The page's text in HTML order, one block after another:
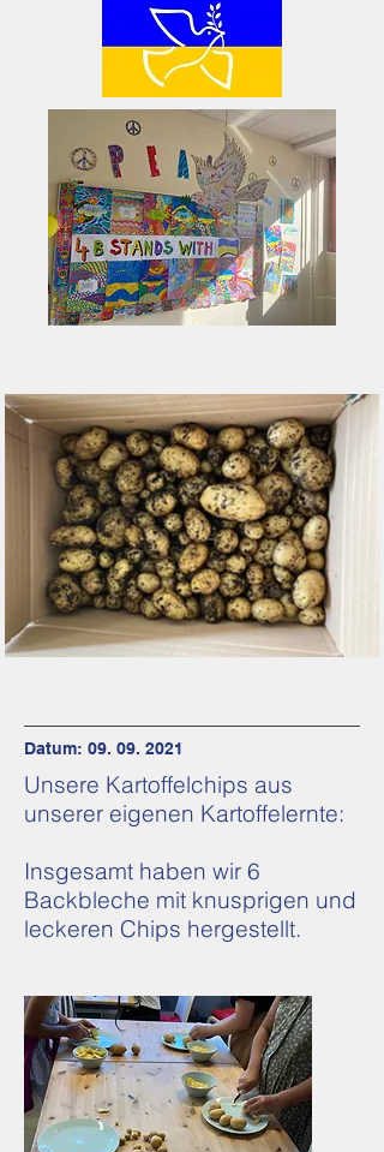
Datum: 09. 09. 2021
Unsere Kartoffelchips aus
unserer eigenen Kartoffelernte:
Insgesamt haben wir 6
Backbleche mit knusprigen und
leckeren Chips hergestellt.